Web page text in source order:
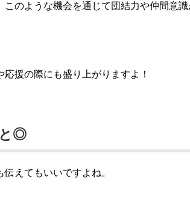
のような機会を通じて団結力や仲間意識
援の際にも盛り上がりますよ！
と◎
えてもいいですよね。